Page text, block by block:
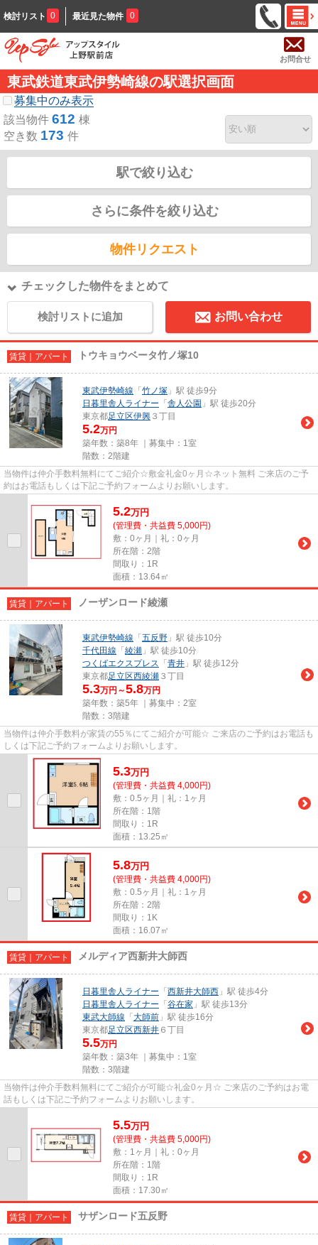
検討リスト 0 最近見た物件 0
お問合せ
東武鉄道東武伊勢崎線の駅選択画面
募集中のみ表示
該当物件 612 棟
空き数 173 件
駅で絞り込む
さらに条件を絞り込む
物件リクエスト
チェックした物件をまとめて
検討リストに追加 お問い合わせ
賃貸｜アパート トウキョウベータ竹ノ塚10
東武伊勢崎線 「 竹ノ塚 」駅 徒歩9分
日暮里舎人ライナー 「 舎人公園 」駅 徒歩20分
東京都足立区伊興 ３丁目
5.2万円
築年数：築8年 ｜募集中： 1室
階数：2階建
当物件は仲介手数料無料にてご紹介☆敷金礼金0ヶ月☆ネット無料 ご来店のご予
約はお電話もしくは下記ご予約フォームよりお願いします。
5.2万円
(管理費・共益費 5,000円)
敷：0ヶ月｜礼：0ヶ月
所在階：2階
間取り：1R
面積：13.64㎡
賃貸｜アパート ノーザンロード綾瀬
東武伊勢崎線 「 五反野 」駅 徒歩10分
千代田線 「 綾瀬 」駅 徒歩10分
つくばエクスプレス 「 青井 」駅 徒歩12分
東京都足立区西綾瀬 ３丁目
5.3万円～5.8万円
築年数：築5年 ｜募集中： 2室
階数：3階建
当物件は仲介手数料が家賃の55％にてご紹介が可能☆ ご来店のご予約はお電話も
しくは下記ご予約フォームよりお願いします。
5.3万円
(管理費・共益費 4,000円)
敷：0.5ヶ月｜礼：1ヶ月
所在階：1階
間取り：1R
面積：13.25㎡
5.8万円
(管理費・共益費 4,000円)
敷：0.5ヶ月｜礼：1ヶ月
所在階：2階
間取り：1K
面積：16.07㎡
賃貸｜アパート メルディア西新井大師西
日暮里舎人ライナー 「 西新井大師西 」駅 徒歩4分
日暮里舎人ライナー 「 谷在家 」駅 徒歩13分
東武大師線 「 大師前 」駅 徒歩16分
東京都足立区西新井 ６丁目
5.5万円
築年数：築3年 ｜募集中： 1室
階数：3階建
当物件は仲介手数料無料にてご紹介が可能☆礼金0ヶ月☆ ご来店のご予約はお電
話もしくは下記ご予約フォームよりお願いします。
5.5万円
(管理費・共益費 5,000円)
敷：1ヶ月｜礼：0ヶ月
所在階：1階
間取り：1R
面積：17.30㎡
賃貸｜アパート サザンロード五反野